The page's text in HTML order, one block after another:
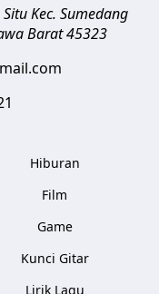
Kec. Sumedang
Barat 45323
Hiburan
Film
Game
Kunci Gitar
Lirik Lagu